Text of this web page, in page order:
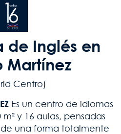
de Inglés en
Martínez
Centro)
Es un centro de idiomas
y 16 aulas, pensadas
una forma totalmente